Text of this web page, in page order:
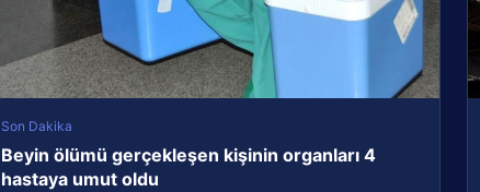
Son Dakika
Beyin ölümü gerçekleşen kişinin organları 4
hastaya umut oldu